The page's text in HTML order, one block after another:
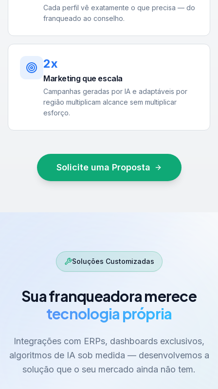
Cada perfil vê exatamente o que precisa — do
franqueado ao conselho.
2x
Marketing que escala
Campanhas geradas por IA e adaptáveis por
região multiplicam alcance sem multiplicar
esforço.
Solicite uma Proposta
Soluções Customizadas
Sua franqueadora merece
tecnologia própria
Integrações com ERPs, dashboards exclusivos,
algoritmos de IA sob medida — desenvolvemos a
solução que o seu mercado ainda não tem.